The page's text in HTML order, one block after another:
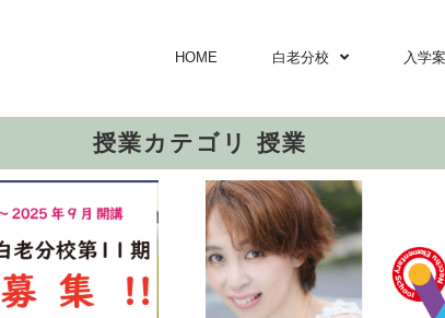
HOME 白老分校 入学
授業カテゴリ 授業